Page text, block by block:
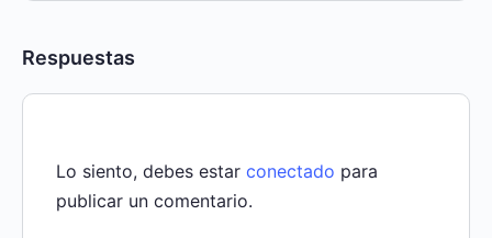
Respuestas
Lo siento, debes estar conectado para
publicar un comentario.